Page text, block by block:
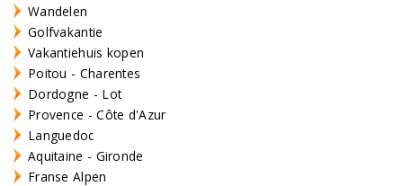
Wandelen
Golfvakantie
Vakantiehuis kopen
Poitou - Charentes
Dordogne - Lot
Provence - Côte d'Azur
Languedoc
Aquitaine - Gironde
Franse Alpen